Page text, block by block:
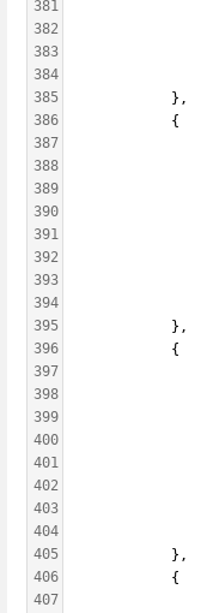
381
382
383
384
385
386
387
388
389
390
391
392
393
394
395
396
397
398
399
400
401
402
403
404
405
406
407
            },
            {
            },
            {
            },
            {